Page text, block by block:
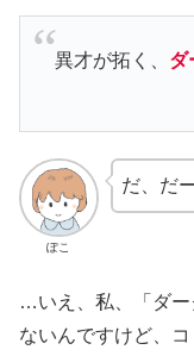
異才が拓く、 ダ
ぽこ
だ、だ
…いえ、私、「ダー
ないんですけど、